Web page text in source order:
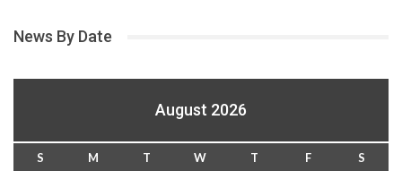
News By Date
August 2026
S M T W T F
S